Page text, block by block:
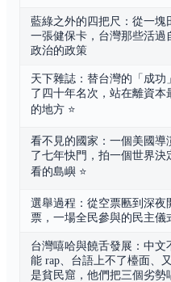
藍綠之外的四把尺：從一塊
一張健保卡，台灣那些活過
政治的政策
天下雜誌：替台灣的「成功
了四十年名次，站在離資本
的地方⭐
看不見的國家：一個美國導
了七年快門，拍一個世界決
看的島嶼⭐
選舉過程：從空票匭到深夜
票，一場全民參與的民主儀
台灣嘻哈與饒舌發展：中文
能 rap、台語上不了檯面、
是貧民窟，他們把三個劣勢